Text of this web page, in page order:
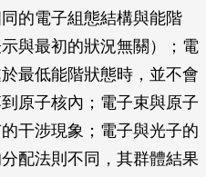
的電子組態結構與能階
與最初的狀況無關）；電
最低能階狀態時，並不會
原子核內；電子束與原子
干涉現象；電子與光子的
配法則不同，其群體結果